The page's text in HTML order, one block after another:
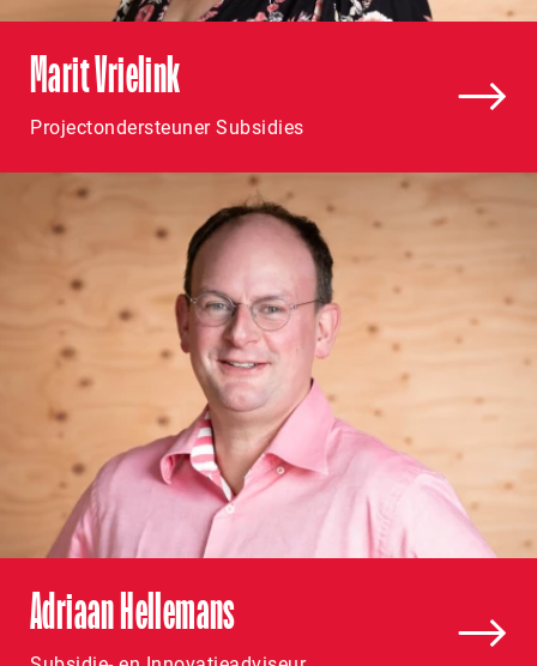
Marit Vrielink
Projectondersteuner Subsidies
Adriaan Hellemans